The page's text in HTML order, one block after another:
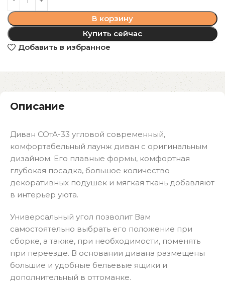
В корзину
Купить сейчас
Добавить в избранное
Описание
Диван СОтА-33 угловой современный,
комфортабельный лаунж диван с оригинальным
дизайном. Его плавные формы, комфортная
глубокая посадка, большое количество
декоративных подушек и мягкая ткань добавляют
в интерьер уюта.
Универсальный угол позволит Вам
самостоятельно выбрать его положение при
сборке, а также, при необходимости, поменять
при переезде. В основании дивана размещены
большие и удобные бельевые ящики и
дополнительный в оттоманке.